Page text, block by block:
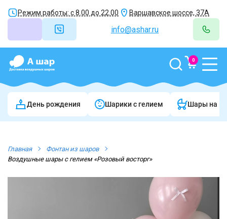
Режим работы: с 8.00 до 22.00 Варшавское шоссе, 37А
info@ashar.ru
0
День рождения Шарики c гелием Шары на
Главная
Фонтан из шаров
Воздушные шары с гелием «Розовый восторг»